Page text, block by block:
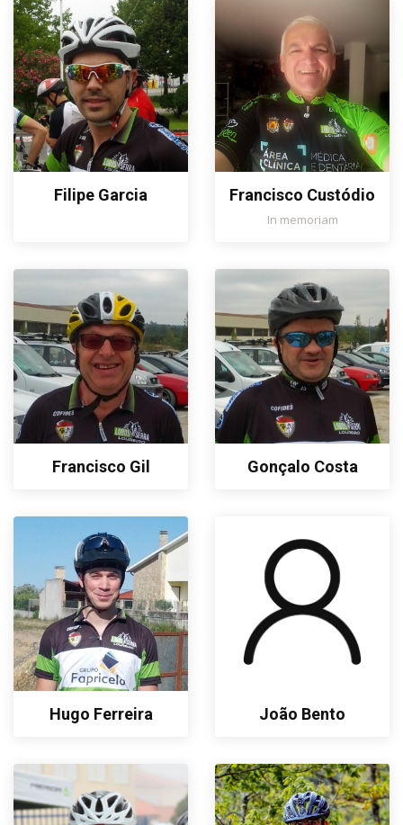
Filipe Garcia Francisco Custódio
In memoriam
Francisco Gil Gonçalo Costa
Hugo Ferreira João Bento